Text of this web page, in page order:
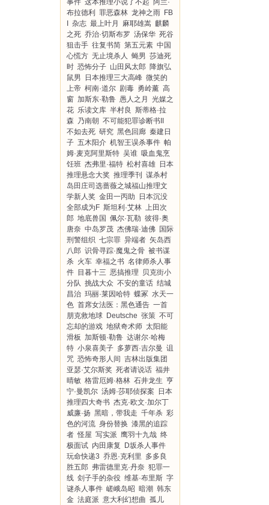
事件 这本推理小说了不起 阿兰·
布拉德利
罪恶森林 龙神之雨 FB
杂志 最上叶月 麻耶雄嵩 麒麟
之死 乔治·切斯布罗 汤保华 死谷
狙击手 往复书简 第五元素 中国
心慌方 无止境杀人 蝇男 莎迪死
时 恐怖分子 山田风太郎 降旗弘
鼠男
日本推理三大高峰 微笑的
上帝 柯南·道尔 剧毒 勇岭薰 高
窗 加斯东·勒鲁 愚人之月
光媒之
花 乐读文库 半村良 斯蒂格·拉
森 乃南朝 不可能犯罪诊断书II
不如去死 研究 黑色回廊 秦建日
子 五木阳介 机智王误杀事件 帕
姆·麦克阿里斯特 吴谁 吸血鬼烹
饪班 杰弗里·福特 松村喜雄 日本
推理悬念大奖 推理季刊
谋杀村
岛田庄司选蔷薇之城福山推理文
学新人奖 金田一丙助
日本沉没
全部成为F 斯坦利·艾林 上田次
郎 地底兽国 佩尔·瓦勒 彼得·奥
唐奈 中岛罗茂 杰佛瑞·迪佛 国际
刑警组织 七宗罪 异端者 矢岛西
八郎 识骨寻踪·魔鬼之骨 被书谋
杀 火车 幸福之书 名律师杀人事
件 目暮十三 恶搞推理
贝克街小
分队 挑战大众 不安的童话 结城
昌治 玛丽·莱因哈特 蝶冢 水天一
色 首席女法医：黑色通告 一首
朋克救地球 Deutsche 张策 不可
忘却的游戏 地狱奇术师 太阳能
滑板 加斯顿·勒鲁 达谢尔·哈梅
特 小泉喜美子 多萝西·吉尔曼 诅
咒 恐怖奇形人间 吉林出版集团
亚瑟·艾尔斯奖 死者请说话 福井
晴敏 格雷厄姆·格林 石井龙生 亨
宁·曼凯尔 汤姆·莎耶侦探案
日本
推理四大奇书 杰克·欧文·加尔丁
威廉·扬 黑暗，带我走 千年杀 彩
色的河流 身份替换 漆黑的追踪
者 怪屋 写实派 鹰羽十九哉 终
极面试 内田康复
D坂杀人事件
玩命快递3 乔恩·克利里 多多良
胜五郎 弗雷德里克·丹奈 犯罪一
线 刽子手的杂役 维基·布里斯 字
谜杀人事件 嵯峨岛昭 暗潮 韩东
金 法庭派 意大利幻想曲 孤儿